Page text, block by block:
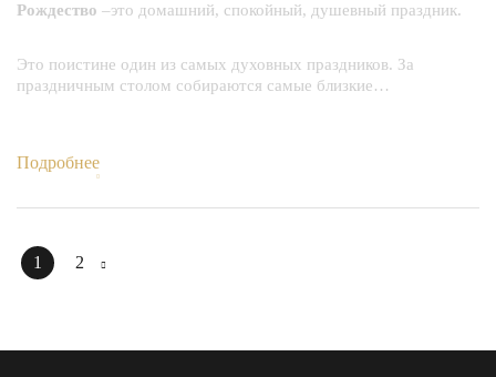
Рождество –это домашний, спокойный, душевный праздник.
Это поистине один из самых духовных праздников. За
праздничным столом собираются самые близкие…
Подробнее
1 2